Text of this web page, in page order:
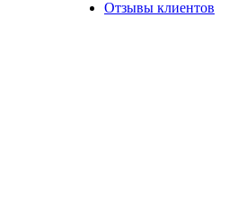
Отзывы клиентов